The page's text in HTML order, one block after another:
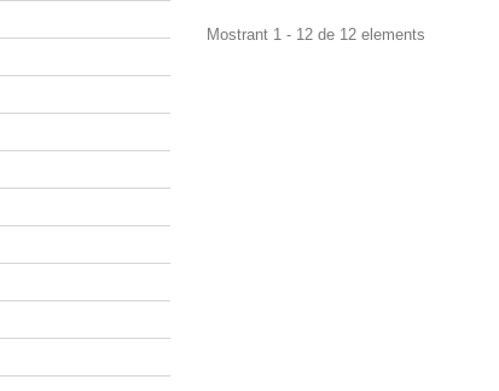
Mostrant 1 - 12 de 12 elements